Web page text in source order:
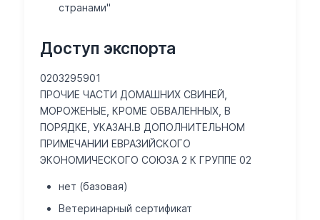
странами"
Доступ экспорта
0203295901
ПРОЧИЕ ЧАСТИ ДОМАШНИХ СВИНЕЙ,
МОРОЖЕНЫЕ, КРОМЕ ОБВАЛЕННЫХ, В
ПОРЯДКЕ, УКАЗАН.В ДОПОЛНИТЕЛЬНОМ
ПРИМЕЧАНИИ ЕВРАЗИЙСКОГО
ЭКОНОМИЧЕСКОГО СОЮЗА 2 К ГРУППЕ 02
нет (базовая)
Ветеринарный сертификат